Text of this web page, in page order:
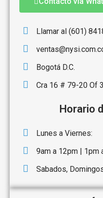
Llamar al (601)
Bogotá D.C.
Cra 16 # 79-20 Of
Horario
Lunes a Viernes:
9am a 12pm | 1pm
Sabados,